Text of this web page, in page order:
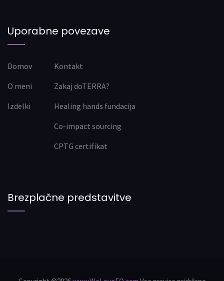
Uporabne povezave
Domov
O meni
Izdelki
Kontakt
Zakaj doTERRA?
Healing hands fundacija
Co-impact sourcing
CPTG certifikat
Brezplačne predstavitve